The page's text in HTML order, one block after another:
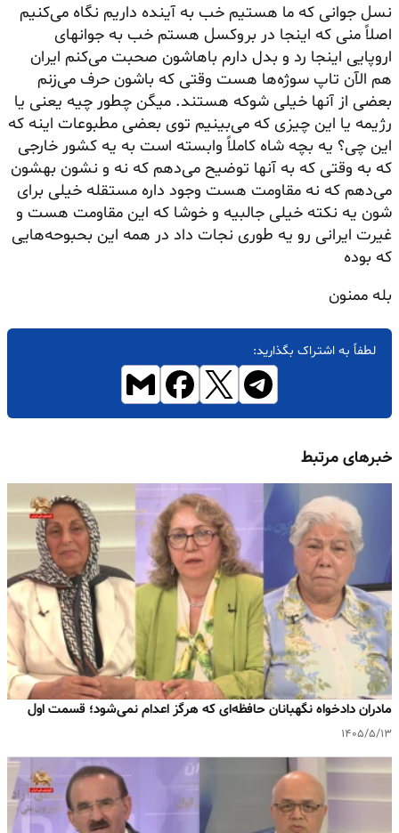
نسل جوانی که ما هستیم خب به آینده داریم نگاه می‌کنیم
اصلاً منی که اینجا در بروکسل هستم خب به جوانهای
اروپایی اینجا رد و بدل دارم باهاشون صحبت می‌کنم ایران
هم الآن تاپ سوژه‌ها هست وقتی که باشون حرف می‌زنم
بعضی از آنها خیلی شوکه هستند. میگن چطور چیه یعنی یا
رژیمه یا این چیزی که می‌بینیم توی بعضی مطبوعات اینه که
این چی؟ یه بچه شاه کاملاً وابسته است به یه کشور خارجی
که به وقتی که به آنها توضیح می‌دهم که نه و نشون بهشون
می‌دهم که نه مقاومت هست وجود داره مستقله خیلی برای
شون یه نکته خیلی جالبیه و خوشا که این مقاومت هست و
غیرت ایرانی رو یه طوری نجات داد در همه این بحبوحه‌هایی
که بوده
بله ممنون
لطفاً به اشتراک بگذارید:
خبرهای مرتبط
مادران دادخواه نگهبانان حافظه‌ای که هرگز اعدام نمی‌شود؛ قسمت اول
۱۴۰۵/۵/۱۳